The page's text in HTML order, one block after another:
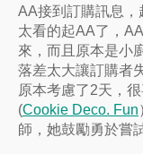
AA接到訂購訊息，
太看的起AA了，
來，而且原本是小
落差太大讓訂購者
原本考慮了2天，
(Cookie Deco. Fun
師，她鼓勵勇於嘗